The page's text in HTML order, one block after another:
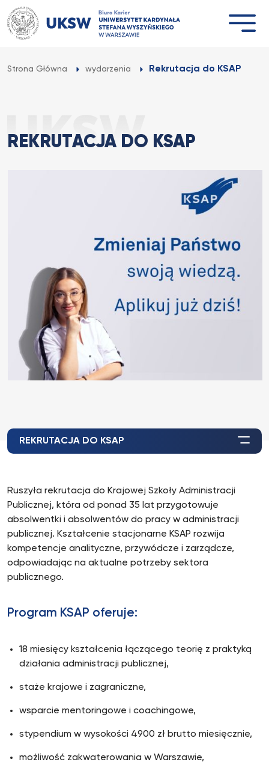
Przejdź
do
treści
Strona Główna wydarzenia Rekrutacja do KSAP
REKRUTACJA DO KSAP
REKRUTACJA DO KSAP
Ruszyła rekrutacja do Krajowej Szkoły Administracji
Publicznej, która od ponad 35 lat przygotowuje
absolwentki i absolwentów do pracy w administracji
publicznej. Kształcenie stacjonarne KSAP rozwija
kompetencje analityczne, przywódcze i zarządcze,
odpowiadając na aktualne potrzeby sektora
publicznego.
Program KSAP oferuje:
18 miesięcy kształcenia łączącego teorię z praktyką
działania administracji publicznej,
staże krajowe i zagraniczne,
wsparcie mentoringowe i coachingowe,
stypendium w wysokości 4900 zł brutto miesięcznie,
możliwość zakwaterowania w Warszawie,